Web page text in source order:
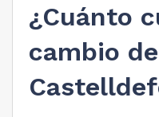
¿Cuánto
cambio